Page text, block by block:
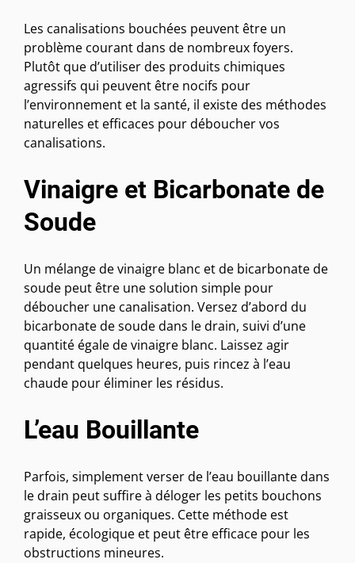
Les canalisations bouchées peuvent être un
problème courant dans de nombreux foyers.
Plutôt que d’utiliser des produits chimiques
agressifs qui peuvent être nocifs pour
l’environnement et la santé, il existe des méthodes
naturelles et efficaces pour déboucher vos
canalisations.
Vinaigre et Bicarbonate de
Soude
Un mélange de vinaigre blanc et de bicarbonate de
soude peut être une solution simple pour
déboucher une canalisation. Versez d’abord du
bicarbonate de soude dans le drain, suivi d’une
quantité égale de vinaigre blanc. Laissez agir
pendant quelques heures, puis rincez à l’eau
chaude pour éliminer les résidus.
L’eau Bouillante
Parfois, simplement verser de l’eau bouillante dans
le drain peut suffire à déloger les petits bouchons
graisseux ou organiques. Cette méthode est
rapide, écologique et peut être efficace pour les
obstructions mineures.